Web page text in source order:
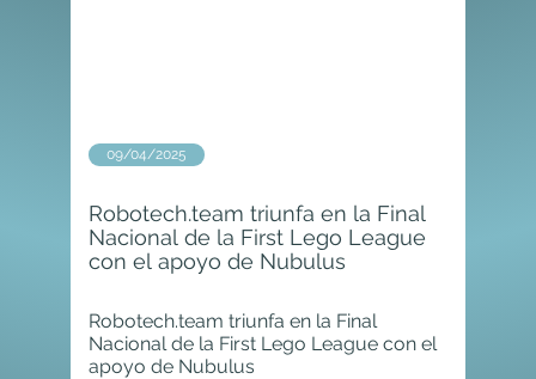
Robotech.team triunfa en la Final
Nacional de la First Lego League
con el apoyo de Nubulus
09/04/2025
Robotech.team triunfa en la Final
Nacional de la First Lego League con el
apoyo de Nubulus